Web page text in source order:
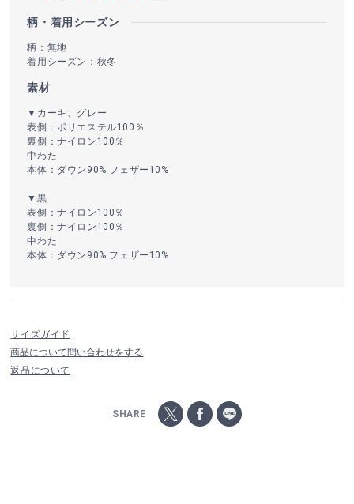
柄・着用シーズン
柄：無地
着用シーズン：秋冬
素材
▼カーキ、グレー
表側：ポリエステル100％
裏側：ナイロン100％
中わた
本体：ダウン90% フェザー10%
▼黒
表側：ナイロン100％
裏側：ナイロン100％
中わた
本体：ダウン90% フェザー10%
サイズガイド
商品について問い合わせをする
返品について
SHARE